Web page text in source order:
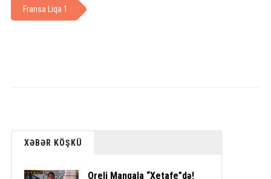
Fransa Liqa 1
XƏBƏR KÖŞKÜ
Oreli Manqala “Xetafe”də!